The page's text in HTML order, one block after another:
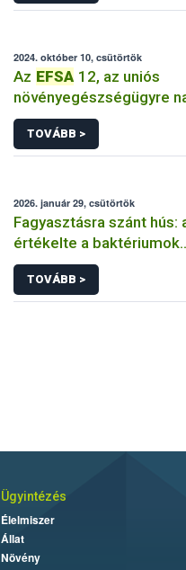
2024. október 10, csütörtök
Az EFSA 12, az uniós
növényegészségügyre
kockázatot jelentő
azonosított
TOVÁBB >
2026. január 29, csütörtök
Fagyasztásra szánt hús:
értékelte a baktériumok
szaporodását a
TOVÁBB >
Ügyintézés
Élelmiszer
Állat
Növény